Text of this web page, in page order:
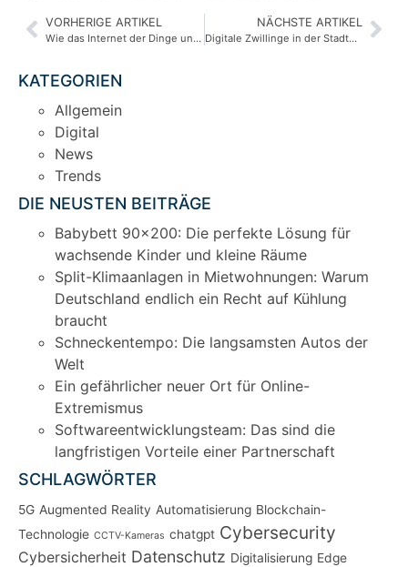
VORHERIGE ARTIKEL
Wie das Internet der Dinge unser Leben beeinflusst: Anwendungen im IoT
NÄCHSTE ARTIKEL
Digitale Zwillinge in der Stadtplanung: Wie sie helfen, Städte besser zu gestalten
KATEGORIEN
Allgemein
Digital
News
Trends
DIE NEUSTEN BEITRÄGE
Babybett 90×200: Die perfekte Lösung für
wachsende Kinder und kleine Räume
Split-Klimaanlagen in Mietwohnungen: Warum
Deutschland endlich ein Recht auf Kühlung
braucht
Schneckentempo: Die langsamsten Autos der
Welt
Ein gefährlicher neuer Ort für Online-
Extremismus
Softwareentwicklungsteam: Das sind die
langfristigen Vorteile einer Partnerschaft
SCHLAGWÖRTER
5G Augmented Reality Automatisierung Blockchain-
Technologie CCTV-Kameras chatgpt Cybersecurity
Cybersicherheit Datenschutz Digitalisierung Edge